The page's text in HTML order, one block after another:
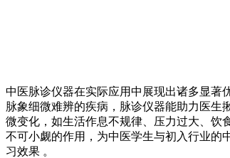
中医脉诊仪器在实际应用中展现出诸多显著
脉象细微难辨的疾病，脉诊仪器能助力医生
微变化，如生活作息不规律、压力过大、饮
不可小觑的作用，为中医学生与初入行业的
习效果 。